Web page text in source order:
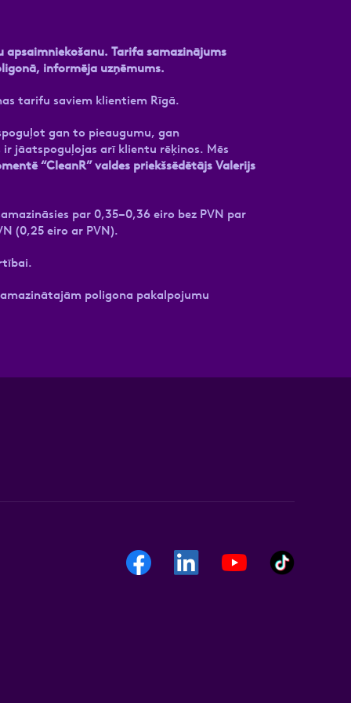
apsaimniekošanu. Tarifa samazinājums
informēja uzņēmums.
tarifu saviem klientiem Rīgā.
gan to pieaugumu, gan
jāatspoguļojas arī klientu rēķinos. Mēs
“CleanR” valdes priekšsēdētājs Valerijs
par 0,35–0,36 eiro bez PVN par
(0,25 eiro ar PVN).
poligona pakalpojumu